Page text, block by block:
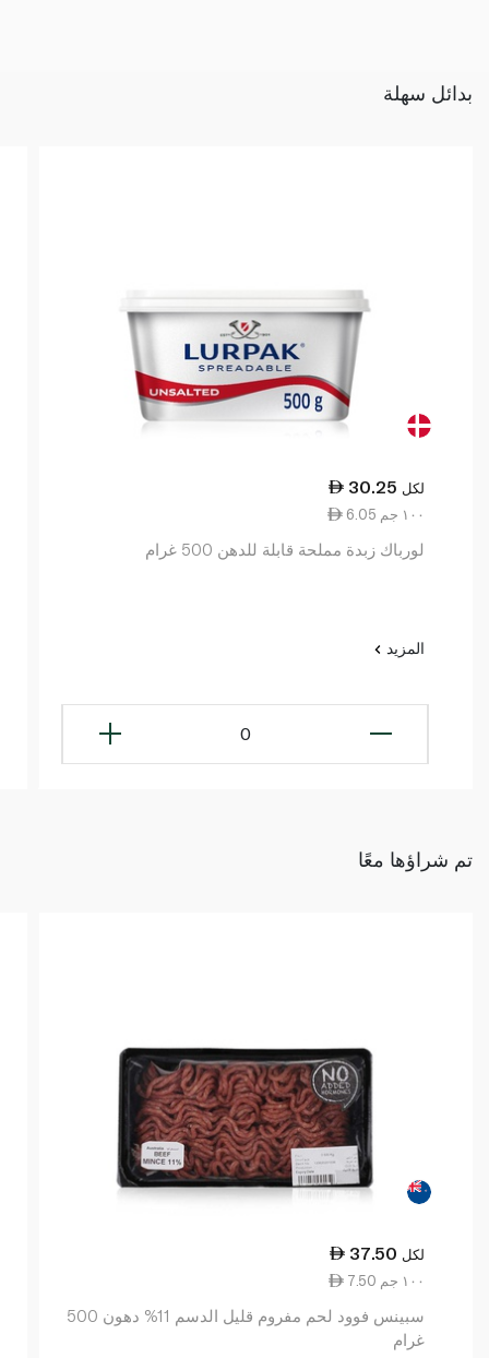
بدائل سهلة
30.25 لكل
6.05 ١٠٠ جم
لورباك زبدة مملحة قابلة للدهن 500 غرام
المزيد
0
تم شراؤها معًا
37.50 لكل
7.50 ١٠٠ جم
سبينس فوود لحم مفروم قليل الدسم 11% دهون 500
غرام